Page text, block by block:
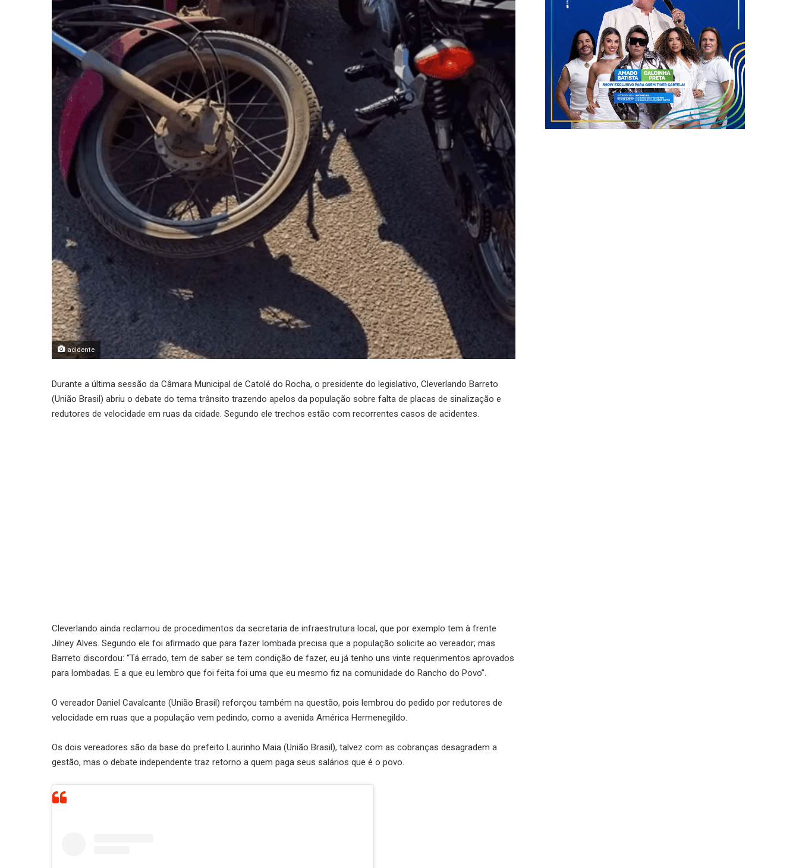
acidente
Durante a última sessão da Câmara Municipal de Catolé do Rocha, o presidente do legislativo, Cleverlando Barreto
(União Brasil) abriu o debate do tema trânsito trazendo apelos da população sobre falta de placas de sinalização e
redutores de velocidade em ruas da cidade. Segundo ele trechos estão com recorrentes casos de acidentes.
Cleverlando ainda reclamou de procedimentos da secretaria de infraestrutura local, que por exemplo tem à frente
Jilney Alves. Segundo ele foi afirmado que para fazer lombada precisa que a população solicite ao vereador; mas
Barreto discordou: “Tá errado, tem de saber se tem condição de fazer, eu já tenho uns vinte requerimentos aprovados
para lombadas. E a que eu lembro que foi feita foi uma que eu mesmo fiz na comunidade do Rancho do Povo”.
O vereador Daniel Cavalcante (União Brasil) reforçou também na questão, pois lembrou do pedido por redutores de
velocidade em ruas que a população vem pedindo, como a avenida América Hermenegildo.
Os dois vereadores são da base do prefeito Laurinho Maia (União Brasil), talvez com as cobranças desagradem a
gestão, mas o debate independente traz retorno a quem paga seus salários que é o povo.